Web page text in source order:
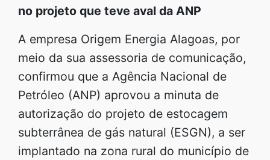
no projeto que teve aval da ANP
A empresa Origem Energia Alagoas, por
meio da sua assessoria de comunicação,
confirmou que a Agência Nacional de
Petróleo (ANP) aprovou a minuta de
autorização do projeto de estocagem
subterrânea de gás natural (ESGN), a ser
implantado na zona rural do município de